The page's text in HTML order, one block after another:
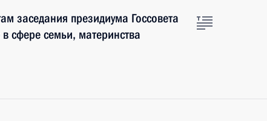
заседания президиума Госсовета
сфере семьи, материнства